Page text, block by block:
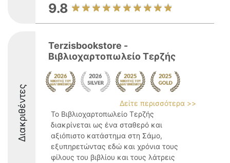
9.8
Διακριθέντες
Terzisbookstore -
Βιβλιοχαρτοπωλείο Τερζής
Δείτε περισσότερα >>
Το Βιβλιοχαρτοπωλείο Τερζής
διακρίνεται ως ένα σταθερό και
αξιόπιστο κατάστημα στη Σάμο,
εξυπηρετώντας εδώ και χρόνια τους
φίλους του βιβλίου και τους λάτρεις